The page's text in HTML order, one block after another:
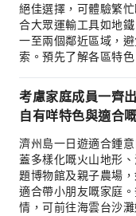
絕佳選擇，可體驗繁
合大眾運輸工具如地
一至兩個鄰近區域，
索。預先了解各區特
考慮家庭成員一齊
自有咩特色與適合
濟州島一日遊適合鍾
蓋多樣化嘅火山地形
題博物館及親子農場
適合帶小朋友嘅家庭
情，可前往海雲台沙